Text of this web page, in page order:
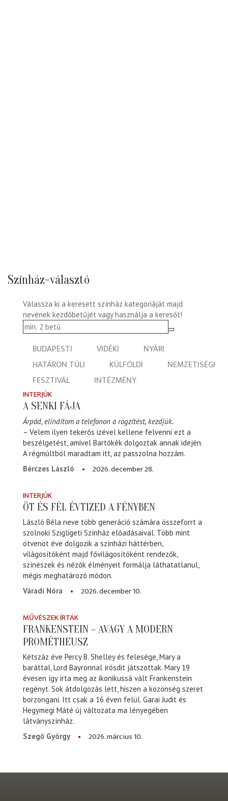
Színház-választó
Válassza ki a keresett színház kategóriáját majd
nevének kezdőbetűjét vagy használja a keresőt!
BUDAPESTI VIDÉKI
NYÁRI
HATÁRON TÚLI
KÜLFÖLDI
NEMZETISÉGI
FESZTIVÁL
INTÉZMÉNY
INTERJÚK
A SENKI FÁJA
Árpád, elindítom a telefonon a rögzítést, kezdjük.
– Velem ilyen tekerős izével kellene felvenni ezt a
beszélgetést, amivel Bartókék dolgoztak annak idején.
A régmúltból maradtam itt, az passzolna hozzám.
Bérczes László
2026. december 28.
INTERJÚK
ÖT ÉS FÉL ÉVTIZED A FÉNYBEN
László Béla neve több generáció számára összeforrt a
szolnoki Szigligeti Színház előadásaival. Több mint
ötvenöt éve dolgozik a színházi háttérben,
világosítóként majd fővilágosítóként rendezők,
színészek és nézők élményeit formálja láthatatlanul,
mégis meghatározó módon.
Váradi Nóra
2026. december 10.
MŰVÉSZEK ÍRTÁK
FRANKENSTEIN – AVAGY A MODERN
PROMÉTHEUSZ
Kétszáz éve Percy B. Shelley és felesége, Mary a
baráttal, Lord Bayronnal írósdit játszottak. Mary 19
évesen így írta meg az ikonikussá vált Frankenstein
regényt. Sok átdolgozás lett, hiszen a közönség szeret
borzongani. Itt csak a 16 éven felül. Garai Judit és
Hegymegi Máté új változata ma lényegében
látványszínház.
Szegő György
2026. március 10.